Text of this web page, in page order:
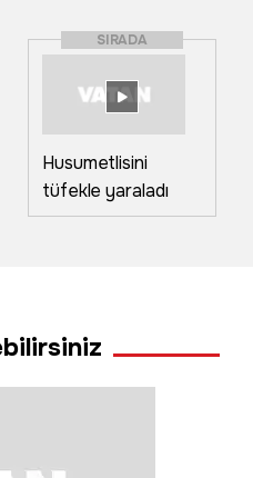
SIRADA
Husumetlisini
tüfekle yaraladı